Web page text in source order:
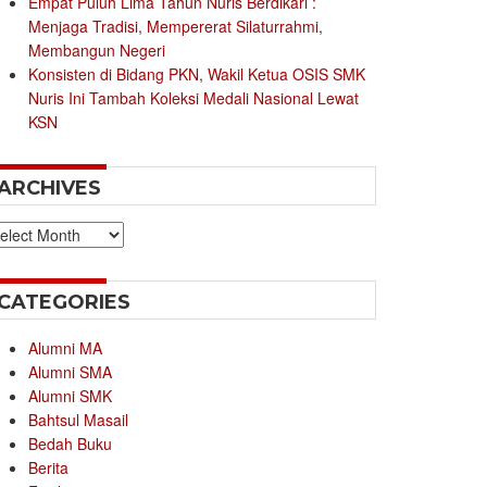
Menjaga Tradisi, Mempererat Silaturrahmi,
Membangun Negeri
Konsisten di Bidang PKN, Wakil Ketua OSIS SMK
Nuris Ini Tambah Koleksi Medali Nasional Lewat
KSN
Alumni MA
Alumni SMA
Alumni SMK
Bahtsul Masail
Bedah Buku
Berita